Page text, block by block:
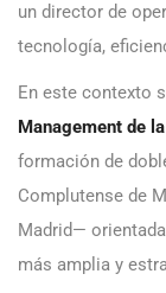
un director de
tecnología,
En este contexto
Management de
formación de
Complutense de
Madrid—
más amplia y